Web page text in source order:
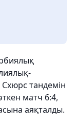
тандемін
матч 6:4,
аяқталды.